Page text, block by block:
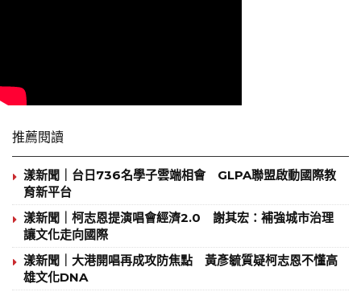
推薦閱讀
漾新聞｜台日736名學子雲端相會 GLPA聯盟啟動國際教
育新平台
漾新聞｜柯志恩提演唱會經濟2.0 謝其宏：補強城市治理
讓文化走向國際
漾新聞｜大港開唱再成攻防焦點 黃彥毓質疑柯志恩不懂高
雄文化DNA